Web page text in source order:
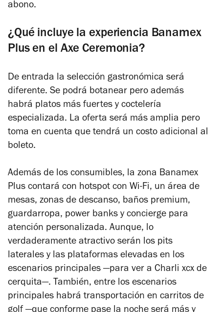
abono.
¿Qué incluye la experiencia Banamex
Plus en el Axe Ceremonia?
De entrada la selección gastronómica será
diferente. Se podrá botanear pero además
habrá platos más fuertes y coctelería
especializada. La oferta será más amplia pero
toma en cuenta que tendrá un costo adicional al
boleto.
Además de los consumibles, la zona Banamex
Plus contará con hotspot con Wi-Fi, un área de
mesas, zonas de descanso, baños premium,
guardarropa, power banks y concierge para
atención personalizada. Aunque, lo
verdaderamente atractivo serán los pits
laterales y las plataformas elevadas en los
escenarios principales —para ver a Charli xcx de
cerquita—. También, entre los escenarios
principales habrá transportación en carritos de